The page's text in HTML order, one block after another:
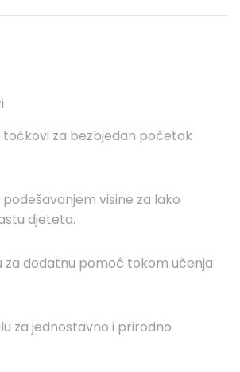
za bezbjedan početak
visine za lako
djeteta.
za dodatnu pomoć tokom učenja
za jednostavno i prirodno